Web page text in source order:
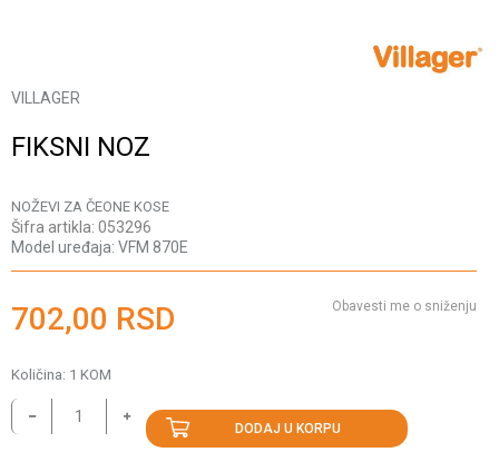
VILLAGER
FIKSNI NOZ
NOŽEVI ZA ČEONE KOSE
Šifra artikla: 053296
Model uređaja: VFM 870E
702,00 RSD Obavesti me o sniženju
Količina: 1 KOM
DODAJ U KORPU